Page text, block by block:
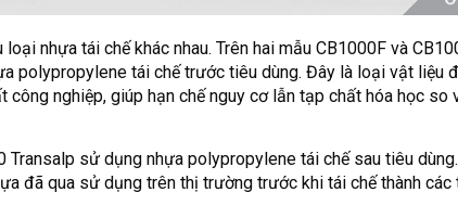
nhựa tái chế khác nhau. Trên hai mẫu CB1000F và
polypropylene tái chế trước tiêu dùng. Đây là loại vật liệu
công nghiệp, giúp hạn chế nguy cơ lẫn tạp chất hóa học so
Transalp sử dụng nhựa polypropylene tái chế sau tiêu
đã qua sử dụng trên thị trường trước khi tái chế thành